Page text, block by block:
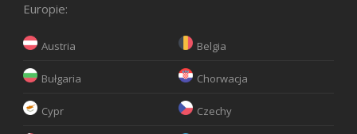
Europie:
Austria Belgia
Bułgaria Chorwacja
Cypr Czechy